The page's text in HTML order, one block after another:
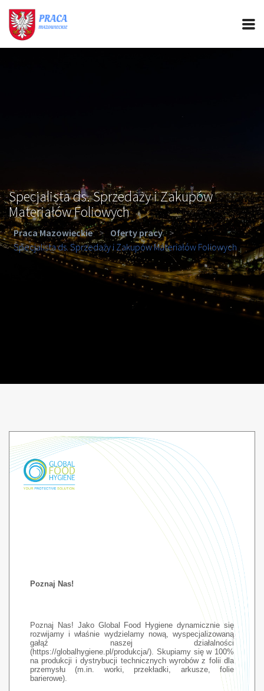
Specjalista ds. Sprzedaży i Zakupów
Materiałów Foliowych
Praca Mazowieckie > Oferty pracy >
Specjalista ds. Sprzedaży i Zakupów Materiałów Foliowych
Poznaj Nas!
Poznaj Nas! Jako Global Food Hygiene dynamicznie się
rozwijamy i właśnie wydzielamy nową, wyspecjalizowaną
gałąź naszej działalności
(https://globalhygiene.pl/produkcja/). Skupiamy się w 100%
na produkcji i dystrybucji technicznych wyrobów z folii dla
przemysłu (m.in. worki, przekładki, arkusze, folie
barierowe).